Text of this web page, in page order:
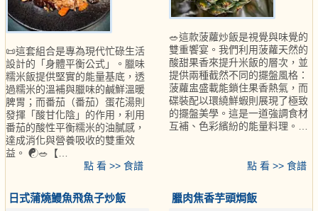
📜這套組合是專為現代忙碌生活
設計的「身體平衡公式」。臘味
糯米飯提供堅實的能量基底，透
過糯米的溫補與臘味的鹹鮮溫暖
脾胃；而番茄（番茄）蛋花湯則
發揮「酸甘化陰」的作用，利用
番茄的酸性平衡糯米的油膩感，
達成消化與營養吸收的雙重效
益。 ☯️🥗【…
點 看 >> 食譜
🥗這款菠蘿炒飯是視覺與味覺的
雙重饗宴。我們利用菠蘿天然的
酸甜果香來提升米飯的層次，並
提供兩種截然不同的擺盤風格：
菠蘿盅盛載能鎖住果香熱氣，而
碟裝配以環繞鮮蝦則展現了極致
的擺盤美學。這是一道強調食材
互補、色彩繽紛的能量料理。…
點 看 >> 食譜
日式蒲燒鰻魚飛魚子炒飯 臘肉焦香芋頭焗飯